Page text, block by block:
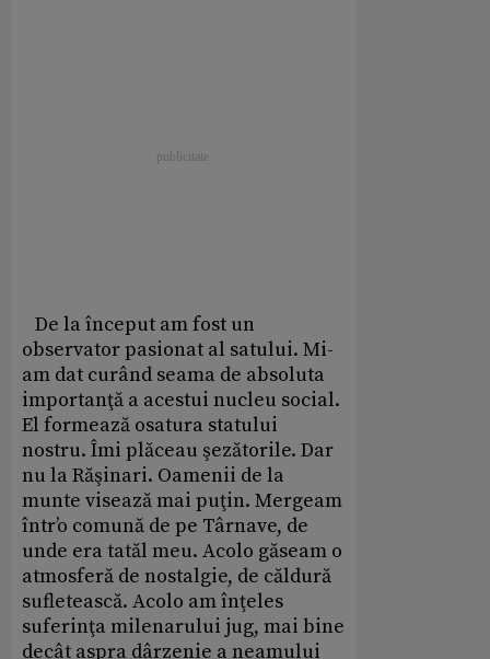
De la început am fost un
observator pasionat al satului. Mi-
am dat curând seama de absoluta
importanţă a acestui nucleu social.
El formează osatura statului
nostru. Îmi plăceau şezătorile. Dar
nu la Răşinari. Oamenii de la
munte visează mai puţin. Mergeam
într’o comună de pe Târnave, de
unde era tatăl meu. Acolo găseam o
atmosferă de nostalgie, de căldură
sufletească. Acolo am înţeles
suferinţa milenarului jug, mai bine
decât aspra dârzenie a neamului